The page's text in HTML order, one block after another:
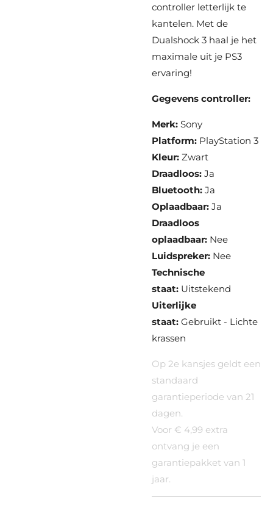
controller letterlijk te
kantelen. Met de
Dualshock 3 haal je het
maximale uit je PS3
ervaring!
Gegevens controller:
Merk: Sony
Platform: PlayStation 3
Kleur: Zwart
Draadloos: Ja
Bluetooth: Ja
Oplaadbaar: Ja
Draadloos
oplaadbaar: Nee
Luidspreker: Nee
Technische
staat: Uitstekend
Uiterlijke
staat: Gebruikt - Lichte
krassen
Op 2e kansjes geldt een
standaard
garantieperiode van 21
dagen.
Voor € 4,99 extra
ontvang je een
garantiepakket van 1
jaar.